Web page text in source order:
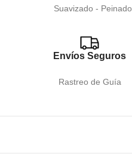
Suavizado - Peinado
Envíos Seguros
Rastreo de Guía